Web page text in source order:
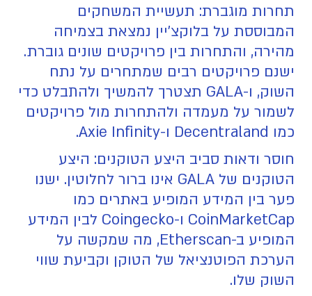
תחרות מוגברת: תעשיית המשחקים
המבוססת על בלוקצ'יין נמצאת בצמיחה
מהירה, והתחרות בין פרויקטים שונים גוברת.
ישנם פרויקטים רבים שמתחרים על נתח
השוק, ו-GALA תצטרך להמשיך ולהתבלט כדי
לשמור על מעמדה ולהתחרות מול פרויקטים
כמו Decentraland ו-Axie Infinity.
חוסר ודאות סביב היצע הטוקנים: היצע
הטוקנים של GALA אינו ברור לחלוטין. ישנו
פער בין המידע המופיע באתרים כמו
CoinMarketCap ו-Coingecko לבין המידע
המופיע ב-Etherscan, מה שמקשה על
הערכת הפוטנציאל של הטוקן וקביעת שווי
השוק שלו.